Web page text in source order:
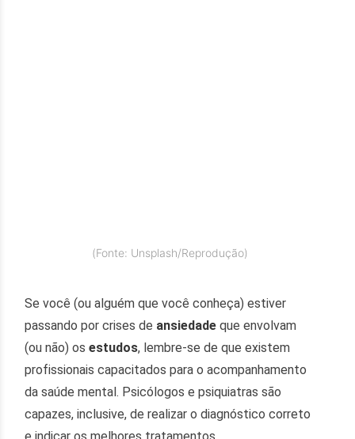
(Fonte: Unsplash/Reprodução)
Se você (ou alguém que você conheça) estiver
passando por crises de ansiedade que envolvam
(ou não) osestudos, lembre-se de que existem
profissionais capacitados para o acompanhamento
da saúde mental. Psicólogos e psiquiatras são
capazes, inclusive, de realizar o diagnóstico correto